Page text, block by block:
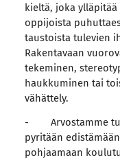
kieltä, joka
oppijoista
taustoista tulevien
Rakentavaan
tekeminen,
haukkuminen tai
vähättely.
- Arvostamme
pyritään
pohjaamaan